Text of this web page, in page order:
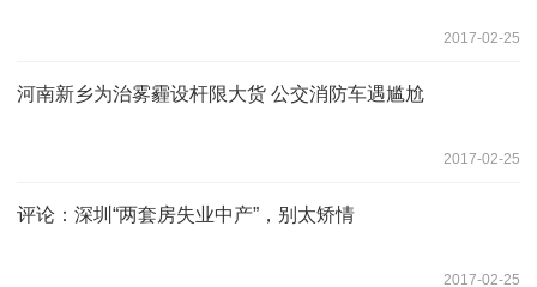
2017-02-25
河南新乡为治雾霾设杆限大货 公交消防车遇尴尬
2017-02-25
评论：深圳“两套房失业中产”，别太矫情
2017-02-25